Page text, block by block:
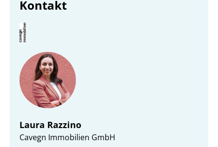
Kontakt
Laura Razzino
Cavegn Immobilien GmbH